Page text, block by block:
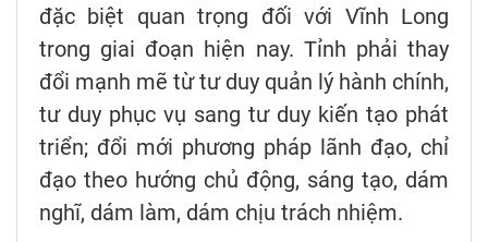
đặc biệt quan trọng đối với Vĩnh Long
trong giai đoạn hiện nay. Tỉnh phải thay
đổi mạnh mẽ từ tư duy quản lý hành chính,
tư duy phục vụ sang tư duy kiến tạo phát
triển; đổi mới phương pháp lãnh đạo, chỉ
đạo theo hướng chủ động, sáng tạo, dám
nghĩ, dám làm, dám chịu trách nhiệm.